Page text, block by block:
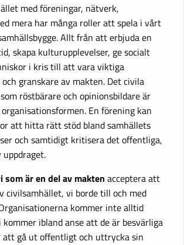
med föreningar, nätverk,
mera har många roller att spela i vårt
Allt från att erbjuda en
skapa kulturupplevelser, ge socialt
i kris till att vara viktiga
granskare av makten. Det civila
röstbärare och opinionsbildare är
En förening kan
att hitta rätt stöd bland samhällets
och samtidigt kritisera det offentliga,
som är en del av makten acceptera att
civilsamhället, vi borde till och med
kommer inte alltid
ibland anse att de är besvärliga
att gå ut offentligt och uttrycka sin